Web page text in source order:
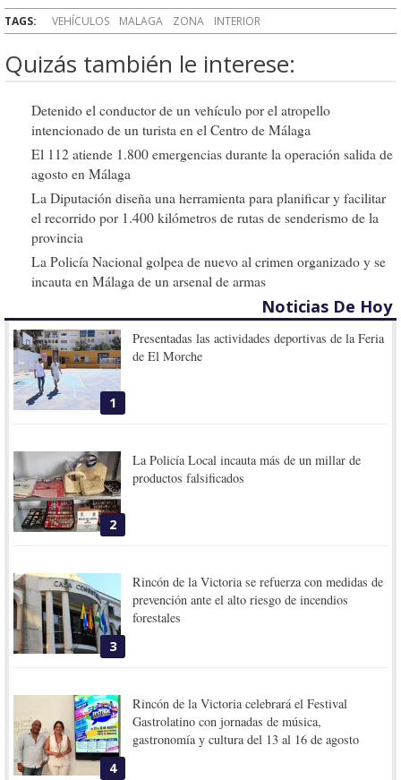
TAGS: VEHÍCULOS MALAGA ZONA INTERIOR
Quizás también le interese:
Detenido el conductor de un vehículo por el atropello
intencionado de un turista en el Centro de Málaga
El 112 atiende 1.800 emergencias durante la operación salida de
agosto en Málaga
La Diputación diseña una herramienta para planificar y facilitar
el recorrido por 1.400 kilómetros de rutas de senderismo de la
provincia
La Policía Nacional golpea de nuevo al crimen organizado y se
incauta en Málaga de un arsenal de armas
Noticias De Hoy
1
Presentadas las actividades deportivas de la Feria
de El Morche
2
La Policía Local incauta más de un millar de
productos falsificados
3
Rincón de la Victoria se refuerza con medidas de
prevención ante el alto riesgo de incendios
forestales
4
Rincón de la Victoria celebrará el Festival
Gastrolatino con jornadas de música,
gastronomía y cultura del 13 al 16 de agosto